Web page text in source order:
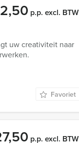
p.p. excl. BTW
uw creativiteit naar
Favoriet
p.p. excl. BTW